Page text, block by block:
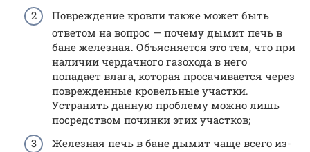
Повреждение кровли также может быть
ответом на вопрос — почему дымит печь в
бане железная. Объясняется это тем, что при
наличии чердачного газохода в него
попадает влага, которая просачивается через
поврежденные кровельные участки.
Устранить данную проблему можно лишь
посредством починки этих участков;
Железная печь в бане дымит чаще всего из-